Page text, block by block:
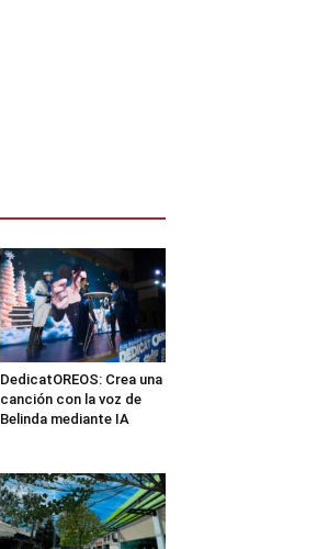
DedicatOREOS: Crea una
canción con la voz de
Belinda mediante IA